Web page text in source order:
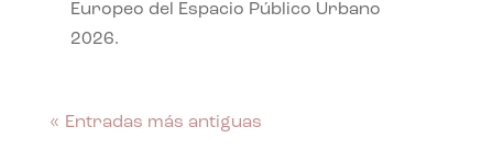
Europeo del Espacio Público Urbano
2026.
« Entradas más antiguas